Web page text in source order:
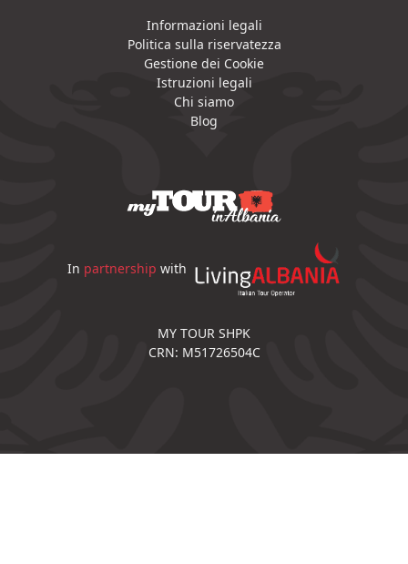
Informazioni legali
Politica sulla riservatezza
Gestione dei Cookie
Istruzioni legali
Chi siamo
Blog
In partnership with
MY TOUR SHPK
CRN: M51726504C